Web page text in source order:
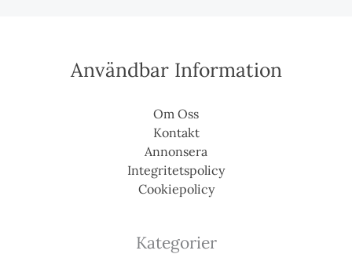
Användbar Information
Om Oss
Kontakt
Annonsera
Integritetspolicy
Cookiepolicy
Kategorier